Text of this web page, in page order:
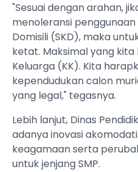
"Sesuai dengan arahan,
menoleransi
Domisili (SKD), maka
ketat. Maksimal yang
Keluarga (KK). Kita
kependudukan calon
yang legal," tegasnya.
Lebih lanjut, Dinas
adanya inovasi
keagamaan serta
untuk jenjang SMP.